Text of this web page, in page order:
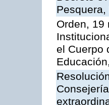
Orden, 19
el Cuerpo